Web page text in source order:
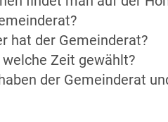
hat der Gemeinderat?
Zeit gewählt?
der Gemeinderat